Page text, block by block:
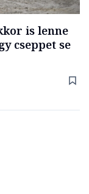
is lenne
cseppet se